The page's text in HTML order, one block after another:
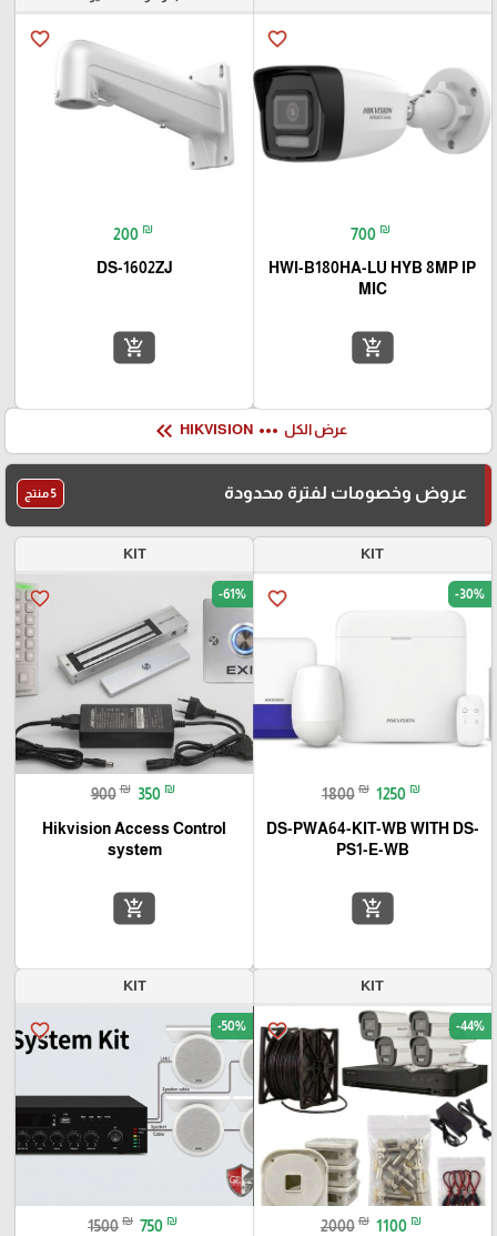
favorite_border
700 ₪
HWI-B180HA-LU HYB 8MP IP
MIC
add_shopping_cart
favorite_border
200 ₪
DS-1602ZJ
add_shopping_cart
عرض الكل more_horiz
keyboard_double_arrow_left
عروض وخصومات لفترة محدودة 5 منتج
KIT
favorite_border -30%
1800 ₪ 1250 ₪
DS-PWA64-KIT-WB WITH DS-
PS1-E-WB
add_shopping_cart
KIT
favorite_border -61%
900 ₪ 350 ₪
Hikvision Access Control
system
add_shopping_cart
KIT
favorite_border -44%
2000 ₪ 1100 ₪
KIT
favorite_border -50%
1500 ₪ 750 ₪